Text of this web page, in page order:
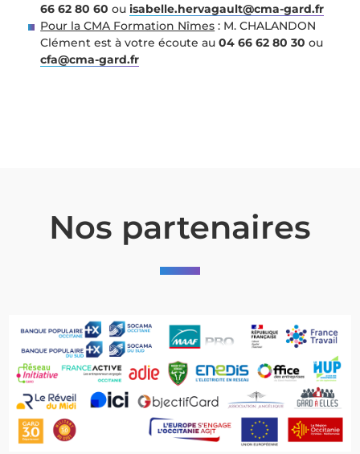
66 62 80 60 ouisabelle.hervagault@cma-gard.fr
Pour la CMA Formation Nîmes : M. CHALANDON
Clément est à votre écoute au04 66 62 80 30ou
cfa@cma-gard.fr
Nos partenaires